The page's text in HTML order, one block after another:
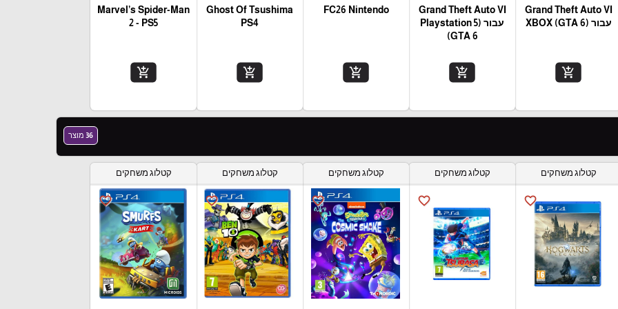
Grand Theft Auto VI
עבור (XBOX (GTA 6
add_shopping_cart
Grand Theft Auto VI
עבור (Playstation 5
(GTA 6
add_shopping_cart
FC26 Nintendo
add_shopping_cart
Ghost Of Tsushima
PS4
add_shopping_cart
Marvel’s Spider-Man
2 - PS5
add_shopping_cart
36 מוצר
קטלוג משחקים
favorite_border
קטלוג משחקים
favorite_border
קטלוג משחקים
favorite_border
קטלוג משחקים
favorite_border
קטלוג משחקים
favorite_border